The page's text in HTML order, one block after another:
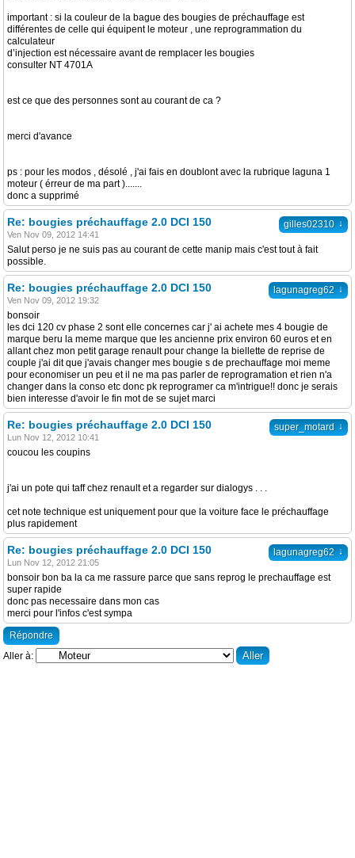
important : si la couleur de la bague des bougies de préchauffage est
différentes de celle qui équipent le moteur , une reprogrammation du
calculateur
d’injection est nécessaire avant de remplacer les bougies
consulter NT 4701A
est ce que des personnes sont au courant de ca ?
merci d'avance
ps : pour les modos , désolé , j'ai fais en doublont avec la rubrique laguna 1
moteur ( érreur de ma part ).......
donc a supprimé
gilles02310 ↓
Re: bougies préchauffage 2.0 DCI 150
Ven Nov 09, 2012 14:41
Salut perso je ne suis pas au courant de cette manip mais c'est tout à fait
possible.
lagunagreg62 ↓
Re: bougies préchauffage 2.0 DCI 150
Ven Nov 09, 2012 19:32
bonsoir
les dci 120 cv phase 2 sont elle concernes car j' ai achete mes 4 bougie de
marque beru la meme marque que les ancienne prix environ 60 euros et en
allant chez mon petit garage renault pour change la biellette de reprise de
couple j'ai dit que j'avais changer mes bougie s de prechauffage moi meme
pour economiser un peu et il ne ma pas parler de reprogramation et rien n'a
changer dans la conso etc donc pk reprogramer ca m'intrigue!! donc je serais
bien interesse d'avoir le fin mot de se sujet marci
super_motard ↓
Re: bougies préchauffage 2.0 DCI 150
Lun Nov 12, 2012 10:41
coucou les coupins
j'ai un pote qui taff chez renault et a regarder sur dialogys . . .
cet note technique est uniquement pour que la voiture face le préchauffage
plus rapidement
lagunagreg62 ↓
Re: bougies préchauffage 2.0 DCI 150
Lun Nov 12, 2012 21:05
bonsoir bon ba la ca me rassure parce que sans reprog le prechauffage est
super rapide
donc pas necessaire dans mon cas
merci pour l'infos c'est sympa
Répondre
Aller à: